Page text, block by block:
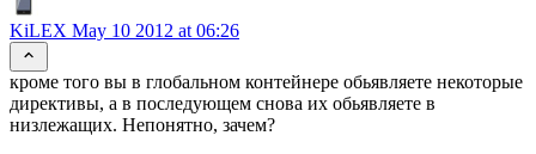
KiLEX May 10 2012 at 06:26
кроме того вы в глобальном контейнере обьявляете некоторые
директивы, а в последующем снова их обьявляете в
низлежащих. Непонятно, зачем?